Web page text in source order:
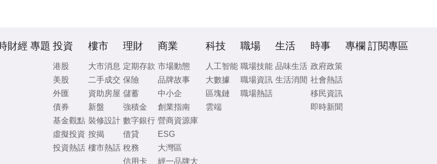
財經 專題 投資
港股
美股
外匯
債券
基金觀點
虛擬投資
投資熱話
樓市
大市消息
二手成交
資助房屋
新盤
裝修設計
按揭
樓市熱話
理財
定期存款
保險
儲蓄
強積金
數字銀行
借貸
稅務
信用卡
商業
市場動態
品牌故事
中小企
創業指南
營商資源庫
ESG
大灣區
經一品牌大
科技
人工智能
大數據
區塊鏈
雲端
職場
職場技能
職場資訊
職場熱話
生活
品味生活
生活消閒
時事
政府政策
社會熱話
移民資訊
即時新聞
專欄 訂閱專區